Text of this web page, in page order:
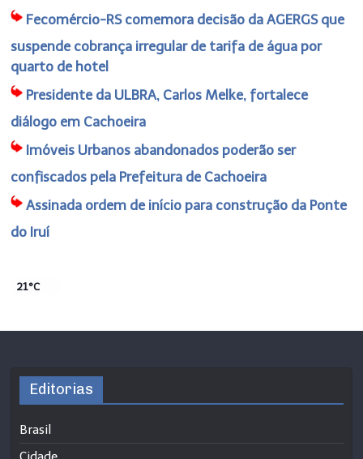
Fecomércio-RS comemora decisão da AGERGS que
suspende cobrança irregular de tarifa de água por
quarto de hotel
Presidente da ULBRA, Carlos Melke, fortalece
diálogo em Cachoeira
Imóveis Urbanos abandonados poderão ser
confiscados pela Prefeitura de Cachoeira
Assinada ordem de início para construção da Ponte
do Iruí
21°C
Editorias
Brasil